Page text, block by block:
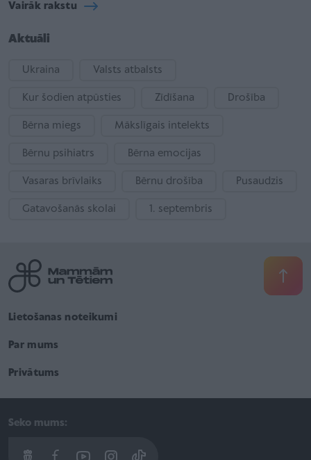
Vairāk rakstu
Aktuāli
Ukraina Valsts atbalsts
Kur šodien atpūsties Zīdīšana Drošība
Bērna miegs Mākslīgais intelekts
Bērnu psihiatrs Bērna emocijas
Vasaras brīvlaiks Bērnu drošība Pusaudzis
Gatavošanās skolai 1. septembris
Lietošanas noteikumi
Par mums
Privātums
Seko mums: